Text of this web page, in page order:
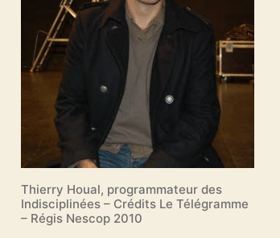
Thierry Houal, programmateur des
Indisciplinées – Crédits Le Télégramme
– Régis Nescop 2010